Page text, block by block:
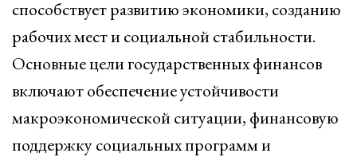
способствует развитию экономики, созданию
рабочих мест и социальной стабильности.
Основные цели государственных финансов
включают обеспечение устойчивости
макроэкономической ситуации, финансовую
поддержку социальных программ и